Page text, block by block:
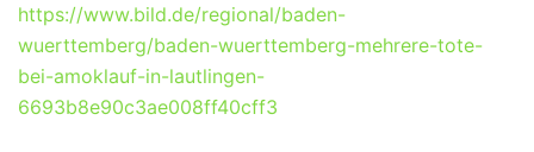
https://www.bild.de/regional/baden-
wuerttemberg/baden-wuerttemberg-mehrere-tote-
bei-amoklauf-in-lautlingen-
6693b8e90c3ae008ff40cff3